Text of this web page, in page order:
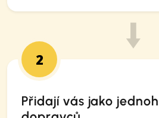
2
Přidají vás jako